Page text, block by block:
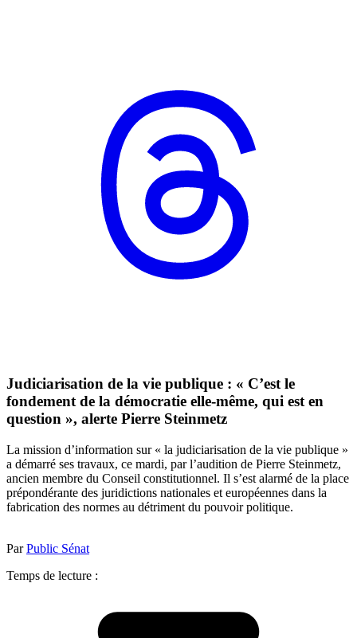
Judiciarisation de la vie publique : « C’est le
fondement de la démocratie elle-même, qui est en
question », alerte Pierre Steinmetz
La mission d’information sur « la judiciarisation de la vie publique »
a démarré ses travaux, ce mardi, par l’audition de Pierre Steinmetz,
ancien membre du Conseil constitutionnel. Il s’est alarmé de la place
prépondérante des juridictions nationales et européennes dans la
fabrication des normes au détriment du pouvoir politique.
ParPublic Sénat
Temps de lecture :